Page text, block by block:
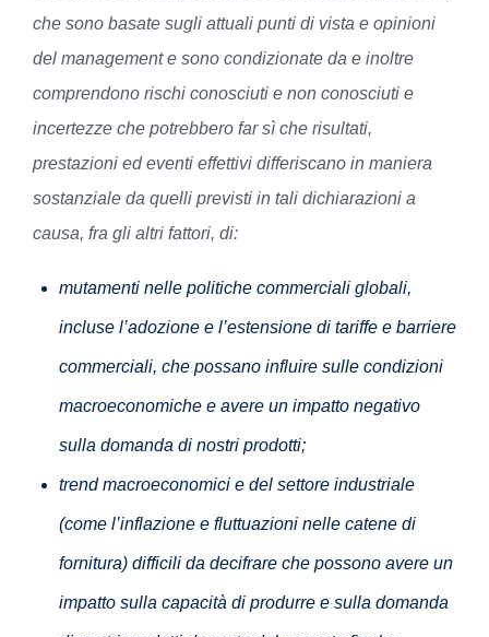
che sono basate sugli attuali punti di vista e opinioni
del management e sono condizionate da e inoltre
comprendono rischi conosciuti e non conosciuti e
incertezze che potrebbero far sì che risultati,
prestazioni ed eventi effettivi differiscano in maniera
sostanziale da quelli previsti in tali dichiarazioni a
causa, fra gli altri fattori, di:
mutamenti nelle politiche commerciali globali,
incluse l’adozione e l’estensione di tariffe e barriere
commerciali, che possano influire sulle condizioni
macroeconomiche e avere un impatto negativo
sulla domanda di nostri prodotti;
trend macroeconomici e del settore industriale
(come l’inflazione e fluttuazioni nelle catene di
fornitura) difficili da decifrare che possono avere un
impatto sulla capacità di produrre e sulla domanda